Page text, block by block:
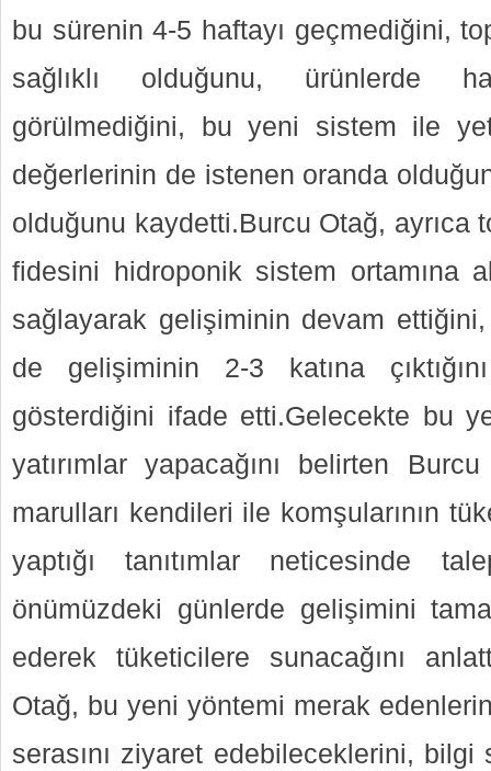
bu sürenin 4-5 haftayı geçmediğini,
sağlıklı olduğunu, ürünlerde
görülmediğini, bu yeni sistem ile
değerlerinin de istenen oranda
olduğunu kaydetti.Burcu Otağ, ayrıca
fidesini hidroponik sistem ortamına
sağlayarak gelişiminin devam
de gelişiminin 2-3 katına
gösterdiğini ifade etti.Gelecekte bu
yatırımlar yapacağını belirten
marulları kendileri ile komşularının
yaptığı tanıtımlar neticesinde
önümüzdeki günlerde gelişimini
ederek tüketicilere sunacağını
Otağ, bu yeni yöntemi merak
serasını ziyaret edebileceklerini,